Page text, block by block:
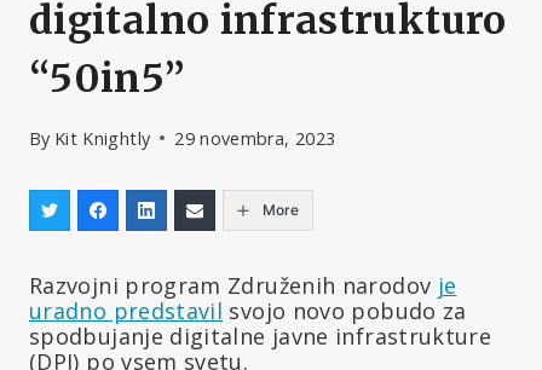
digitalno infrastrukturo
“50in5”
By Kit Knightly 29 novembra, 2023
More
Razvojni program Združenih narodov je
uradno predstavil svojo novo pobudo za
spodbujanje digitalne javne infrastrukture
(DPI) po vsem svetu.